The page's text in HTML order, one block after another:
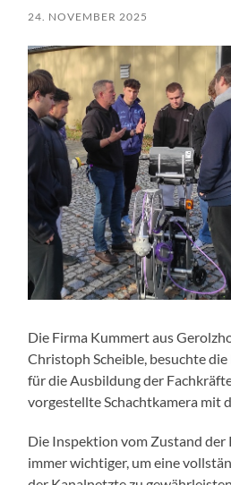
24. NOVEMBER 2025
Die Firma Kummert aus
Christoph Scheible, besuchte
für die Ausbildung der
vorgestellte Schachtkamera mit
Die Inspektion vom Zustand der
immer wichtiger, um eine